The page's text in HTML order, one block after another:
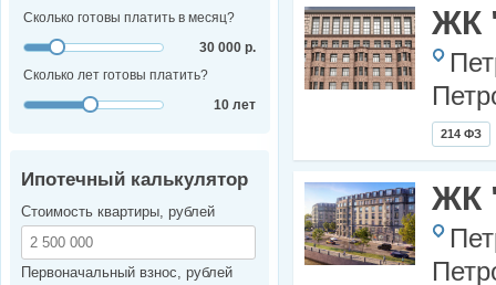
ЖК
214 ФЗ
ЖК
Сколько готовы платить в месяц?
30 000 р.
Сколько лет готовы платить?
10 лет
Ипотечный калькулятор
Стоимость квартиры, рублей
Первоначальный взнос, рублей